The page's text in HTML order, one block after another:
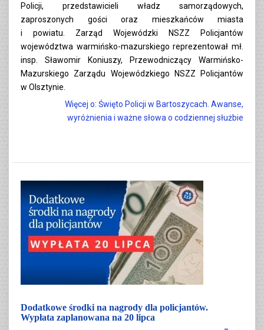
Policji, przedstawicieli władz samorządowych,
zaproszonych gości oraz mieszkańców miasta
i powiatu. Zarząd Wojewódzki NSZZ Policjantów
województwa warmińsko-mazurskiego reprezentował mł.
insp. Sławomir Koniuszy, Przewodniczący Warmińsko-
Mazurskiego Zarządu Wojewódzkiego NSZZ Policjantów
w Olsztynie.
Więcej o: Święto Policji w Bartoszycach. Awanse,
wyróżnienia i ważne słowa o codziennej służbie
Dodatkowe środki na nagrody dla policjantów.
Wypłata zaplanowana na 20 lipca